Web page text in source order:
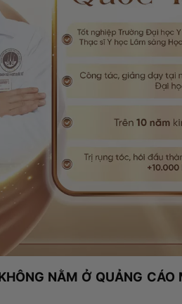
NẰM Ở QUẢNG